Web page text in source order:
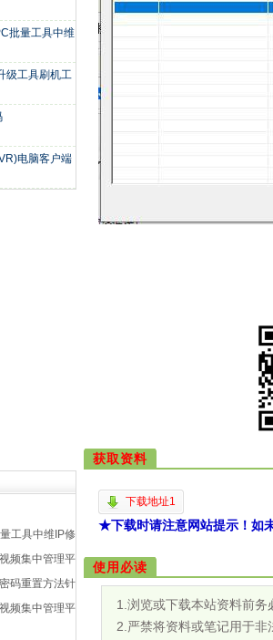
获取资料
下载地址1
★下载时请注意网站提示！如
使用必读
1.浏览或下载本站资料前
2.严禁将资料或笔记用于非
批量工具中维
级工具刷机工
电脑客户端
工具中维IP修
频集中管理平
码重置方法针
频集中管理平